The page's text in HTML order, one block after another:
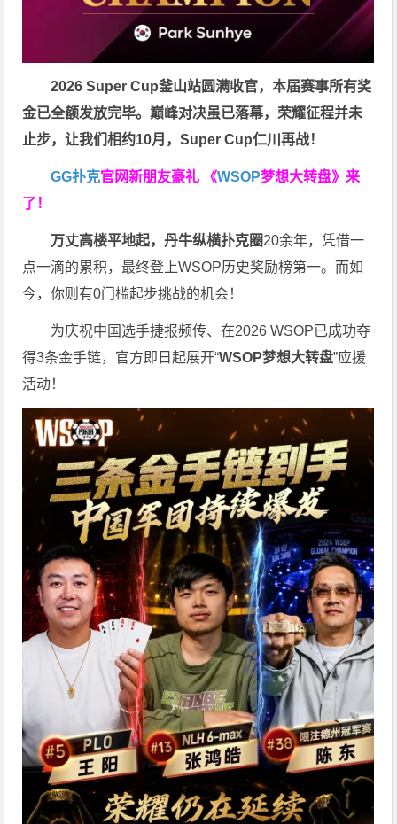
2026 Super Cup釜山站圆满收官，本届赛事所有奖
金已全额发放完毕。巅峰对决虽已落幕，荣耀征程并未
止步，让我们相约10月，Super Cup仁川再战！
GG扑克官网新朋友豪礼 《WSOP梦想大转盘》来
了！
万丈高楼平地起，丹牛纵横扑克圈20余年，凭借一
点一滴的累积，最终登上WSOP历史奖励榜第一。而如
今，你则有0门槛起步挑战的机会！
为庆祝中国选手捷报频传、在2026 WSOP已成功夺
得3条金手链，官方即日起展开“WSOP梦想大转盘”应援
活动！